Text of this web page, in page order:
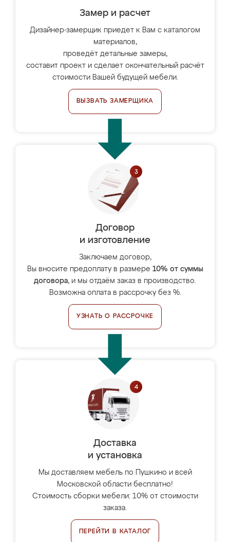
Замер и расчет
Дизайнер-замерщик приедет к Вам с каталогом
материалов,
проведёт детальные замеры,
составит проект и сделает окончательный расчёт
стоимости Вашей будущей мебели.
ВЫЗВАТЬ ЗАМЕРЩИКА
Договор
и изготовление
Заключаем договор,
Вы вносите предоплату в размере 10% от суммы
договора, и мы отдаём заказ в производство.
Возможна оплата в рассрочку без %.
УЗНАТЬ О РАССРОЧКЕ
Доставка
и установка
Мы доставляем мебель по Пушкино и всей
Московской области бесплатно!
Стоимость сборки мебели: 10% от стоимости
заказа.
ПЕРЕЙТИ В КАТАЛОГ